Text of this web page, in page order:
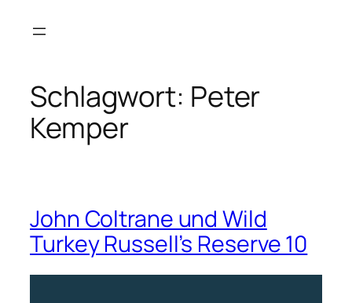
Inhalt
Schlagwort: Peter
Kemper
John Coltrane und Wild
Turkey Russell’s Reserve 10